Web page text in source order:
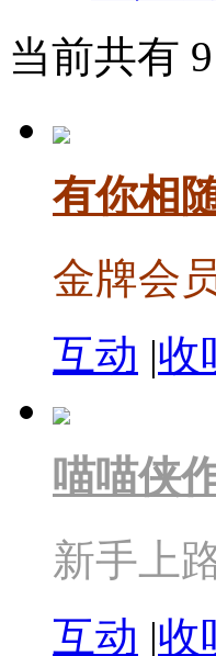
当前共有 9
有你相
金牌会
互动 |收
喵喵侠
新手上
互动 |收